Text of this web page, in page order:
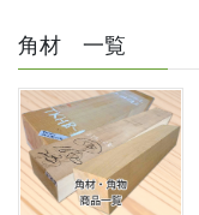
角材 一覧